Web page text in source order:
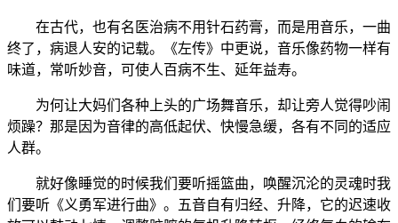
在古代，也有名医治病不用针石药膏，而是用音乐，一曲
终了，病退人安的记载。《左传》中更说，音乐像药物一样有
味道，常听妙音，可使人百病不生、延年益寿。
为何让大妈们各种上头的广场舞音乐，却让旁人觉得吵闹
烦躁？那是因为音律的高低起伏、快慢急缓，各有不同的适应
人群。
就好像睡觉的时候我们要听摇篮曲，唤醒沉沦的灵魂时我
们要听《义勇军进行曲》。五音自有归经、升降，它的迟速收